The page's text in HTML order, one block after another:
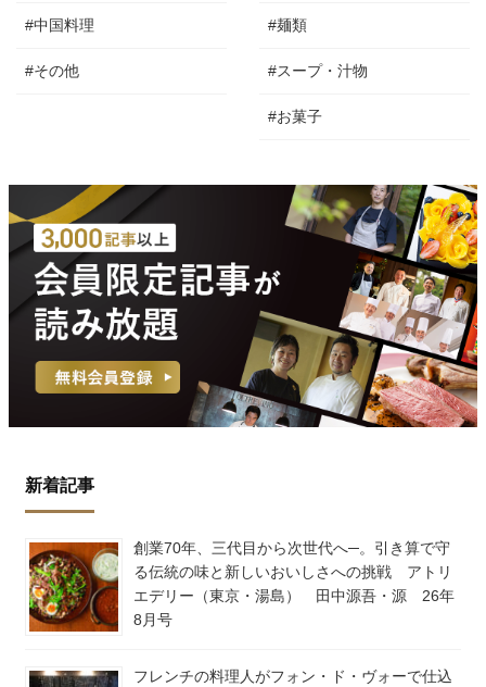
#中国料理
#その他
#麺類
#スープ・汁物
#お菓子
新着記事
創業70年、三代目から次世代へ─。引き算で守
る伝統の味と新しいおいしさへの挑戦 アトリ
エデリー（東京・湯島） 田中源吾・源 26年
8月号
フレンチの料理人がフォン・ド・ヴォーで仕込